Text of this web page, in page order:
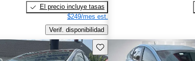
El precio incluye tasas
$249/mes est.
Verif. disponibilidad
Guarda este Aviso